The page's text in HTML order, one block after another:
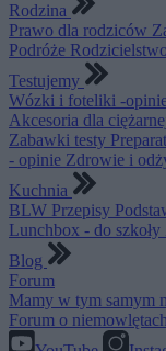
Rodzina
Prawo dla rodziców
Podróże Rodzicielstwo
Testujemy
Wózki i foteliki -
Akcesoria dla
Zabawki testy
- opinie Zdrowie i
Kuchnia
BLW Przepisy
Lunchbox - do szkoły
Blog
Forum
Mamy w tym samym
Forum o niemowlętach